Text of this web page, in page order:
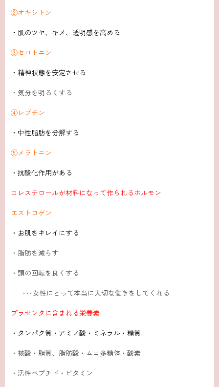
②オキシトン
・肌のツヤ、キメ、透明感を高める
③セロトニン
・精神状態を安定させる
・気分を明るくする
④レプチン
・中性脂肪を分解する
⑤メラトニン
・抗酸化作用がある
コレステロールが材料になって作られるホルモン
エストロゲン
・お肌をキレイにする
・脂肪を減らす
・頭の回転を良くする
･･･女性にとって本当に大切な働きをしてくれる
プラセンタに含まれる栄養素
・タンパク質・アミノ酸・ミネラル・糖質
・核酸・脂質、脂肪酸・ムコ多糖体・酸素
・活性ペプチド・ビタミン